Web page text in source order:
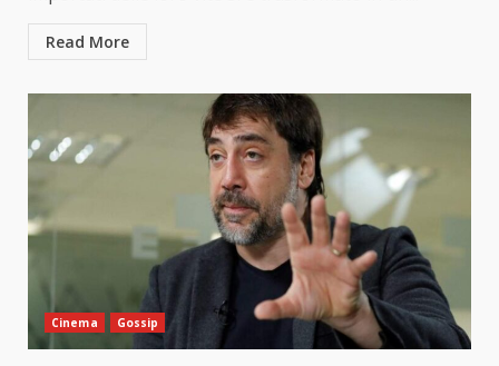
Read More
Cinema Gossip